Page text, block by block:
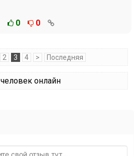
0 0
2 3 4 > Последняя
человек онлайн